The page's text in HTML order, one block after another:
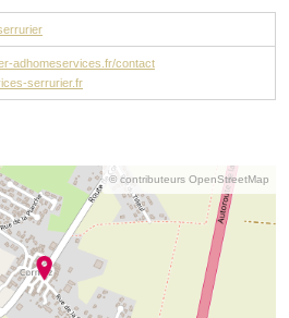
adhomeservices.fr/contact
serrurier.fr
© contributeurs OpenStreetMap